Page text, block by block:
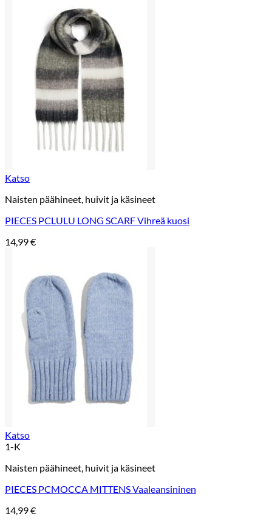
Katso
Naisten päähineet, huivit ja käsineet
PIECES PCLULU LONG SCARF Vihreä kuosi
14,99€
Katso
1-K
Naisten päähineet, huivit ja käsineet
PIECES PCMOCCA MITTENS Vaaleansininen
14,99€